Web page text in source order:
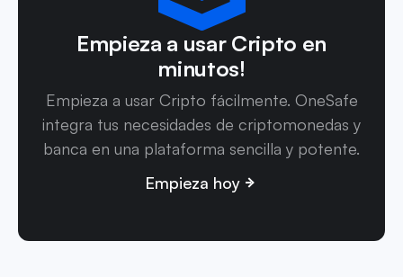
Empieza a usar Cripto en
minutos!
Empieza a usar Cripto fácilmente. OneSafe
integra tus necesidades de criptomonedas y
banca en una plataforma sencilla y potente.
Empieza hoy